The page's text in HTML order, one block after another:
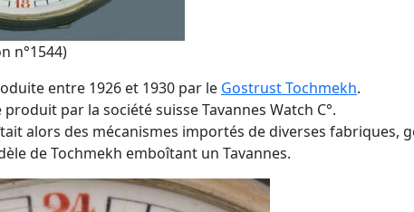
n°1544)
entre 1926 et 1930 par le Gostrust Tochmekh.
par la société suisse Tavannes Watch C°.
alors des mécanismes importés de diverses fabriques,
de Tochmekh emboîtant un Tavannes.